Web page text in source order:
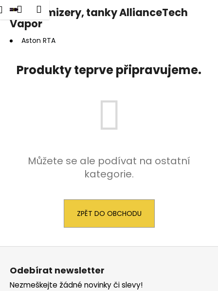
Přejít
na
obsah
Přihlášení
Nákupní
košík
Menu
Clearomizery, tanky AllianceTech
Vapor
Aston RTA
Produkty teprve připravujeme.
Můžete se ale podívat na ostatní
kategorie.
ZPĚT DO OBCHODU
K
o Zpět
Zpět
o
p
j
t
?
Odebírat newsletter
Nezmeškejte žádné novinky či slevy!